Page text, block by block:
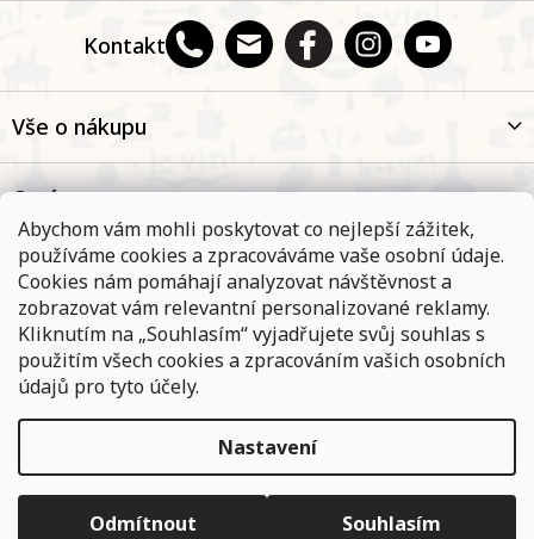
Abychom vám mohli poskytovat co nejlepší zážitek,
používáme cookies a zpracováváme vaše osobní údaje.
Cookies nám pomáhají analyzovat návštěvnost a
zobrazovat vám relevantní personalizované reklamy.
Kliknutím na „Souhlasím“ vyjadřujete svůj souhlas s
použitím všech cookies a zpracováním vašich osobních
údajů pro tyto účely.
Nastavení
Odmítnout Souhlasím
Objednávky, které přijmeme a jsou uhrazeny do 11,00 hodin
expedujeme ještě v ten samý den. Vyčkejte prosím na
informace od přepravní společnosti. Pokud jste zvolili osobní
vyzvednutí na některé z našich poboček - vyčkejte na informační
Kontakt
Vše o nákupu
O nás
Oblíbené kategorie
Kontakt